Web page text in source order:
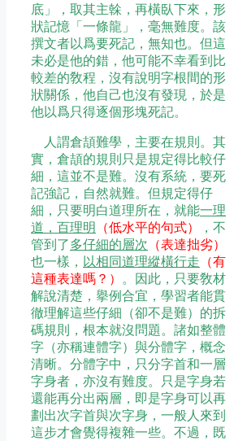
底」，取其主榦，再橫臥下來，形
狀記憶「一條龍」，毫無難度。該
撰文者以爲要死記，無知也。但這
未必是他的錯，他可能不幸看到比
較差的敎程，沒有說明字根間的形
狀關係，他自己也沒有發現，於是
他以爲只得逐個形塊死記。
人謂倉頡難學，主要在規則。其
實，倉頡的規則只是規定得比較仔
細，這並不是難。沒有系統，要死
記強記，自然就難。但規定得仔
細，只要明白道理所在，就能一理
道，百理明
（低水平的句式）
，不
管到了多仔細的層次 （表達拙劣）
也一樣， 以相同道理縱橫行走 （有
這種表達嗎？）
。因此，只要敎材
解說清楚，擧例合宜，學習者能貫
徹理解這些仔細（卻不是難）的拆
碼規則，根本就沒問題。諸如整體
字（亦稱連體字）與分體字，概念
清晰。分體字中，只分字首和一層
字身者，亦沒有難度。只是字身若
還能再分出兩層，即是字身可以再
劃出次字首與次字身，一般人來到
這步才會覺得複雜一些。不過，既